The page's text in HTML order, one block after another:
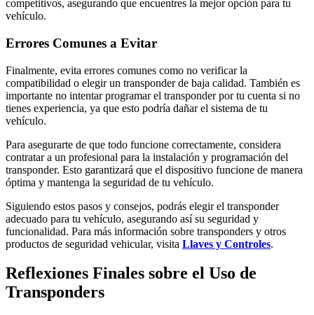
competitivos, asegurando que encuentres la mejor opción para tu
vehículo.
Errores Comunes a Evitar
Finalmente, evita errores comunes como no verificar la
compatibilidad o elegir un transponder de baja calidad. También es
importante no intentar programar el transponder por tu cuenta si no
tienes experiencia, ya que esto podría dañar el sistema de tu
vehículo.
Para asegurarte de que todo funcione correctamente, considera
contratar a un profesional para la instalación y programación del
transponder. Esto garantizará que el dispositivo funcione de manera
óptima y mantenga la seguridad de tu vehículo.
Siguiendo estos pasos y consejos, podrás elegir el transponder
adecuado para tu vehículo, asegurando así su seguridad y
funcionalidad. Para más información sobre transponders y otros
productos de seguridad vehicular, visita Llaves y Controles.
Reflexiones Finales sobre el Uso de
Transponders